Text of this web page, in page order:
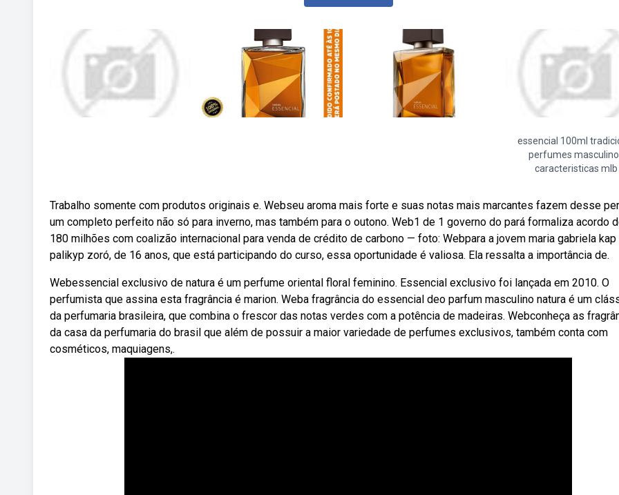
essencial 100ml
perfumes
caracteristicas mlb
Trabalho somente com produtos originais e. Webseu aroma mais forte e suas notas mais marcantes fazem desse
um completo perfeito não só para inverno, mas também para o outono. Web1 de 1 governo do pará formaliza acordo
180 milhões com coalizão internacional para venda de crédito de carbono — foto: Webpara a jovem maria gabriela kap
palikyp zoró, de 16 anos, que está participando do curso, essa oportunidade é valiosa. Ela ressalta a importância de.
Webessencial exclusivo de natura é um perfume oriental floral feminino. Essencial exclusivo foi lançada em 2010. O
perfumista que assina esta fragrância é marion. Weba fragrância do essencial deo parfum masculino natura é um
da perfumaria brasileira, que combina o frescor das notas verdes com a potência de madeiras. Webconheça as
da casa da perfumaria do brasil que além de possuir a maior variedade de perfumes exclusivos, também conta com
cosméticos, maquiagens,.